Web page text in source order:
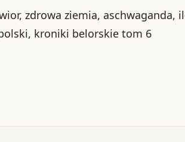
zdrowa ziemia, aschwaganda,
kroniki belorskie tom 6